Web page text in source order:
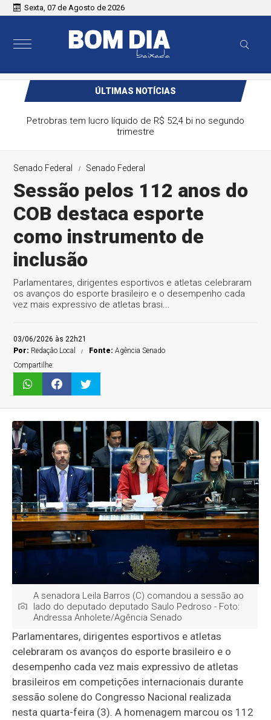
Sexta, 07 de Agosto de 2026
ÚLTIMAS NOTÍCIAS
Petrobras tem lucro líquido de R$ 52,4 bi no segundo
trimestre
Senado Federal Senado Federal
Sessão pelos 112 anos do
COB destaca esporte
como instrumento de
inclusão
Parlamentares, dirigentes esportivos e atletas celebraram
os avanços do esporte brasileiro e o desempenho cada
vez mais expressivo de atletas brasi...
03/06/2026 às 22h21
Por: Redaçâo Local Fonte:Agência Senado
Compartilhe:
A senadora Leila Barros (C) comandou a sessão ao
lado do deputado deputado Saulo Pedroso - Foto:
Andressa Anholete/Agência Senado
Parlamentares, dirigentes esportivos e atletas
celebraram os avanços do esporte brasileiro e o
desempenho cada vez mais expressivo de atletas
brasileiros em competições internacionais durante
sessão solene do Congresso Nacional realizada
nesta quarta-feira (3). A homenagem marcou os 112